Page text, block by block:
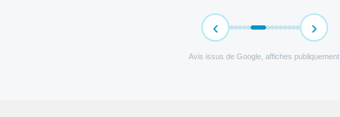
‹ ›
Avis issus de Google, affiches publiquement.